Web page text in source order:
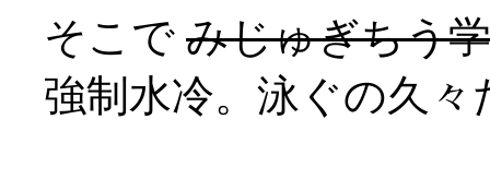
そこで みじゅぎちう
強制水冷。泳ぐの久々